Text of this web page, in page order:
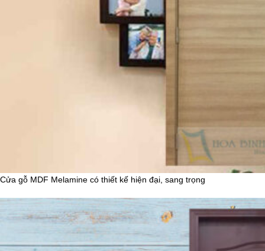
Cửa gỗ MDF Melamine có thiết kế hiện đại, sang trọng